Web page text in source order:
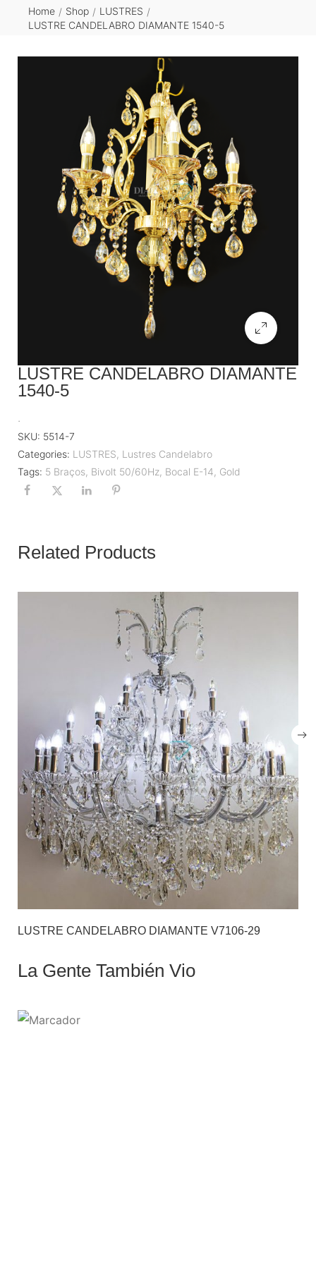
Home / Shop / LUSTRES /
LUSTRE CANDELABRO DIAMANTE 1540-5
LUSTRE CANDELABRO DIAMANTE
1540-5
.
SKU: 5514-7
Categories: LUSTRES, Lustres Candelabro
Tags: 5 Braços, Bivolt 50/60Hz, Bocal E-14, Gold
Related Products
LUSTRE CANDELABRO DIAMANTE V7106-29
La Gente También Vio